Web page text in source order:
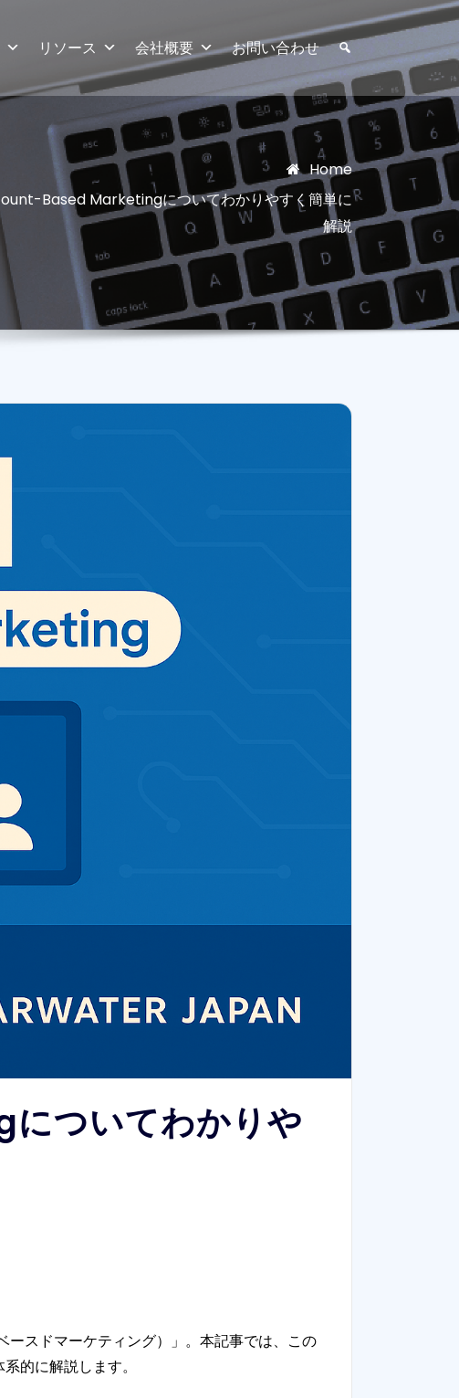
リソース 会社概要 お問い合わせ
Home
Based Marketingについてわかりやすく簡単に
解説
ついてわかりや
スドマーケティング）」。本記事では、この
的に解説します。